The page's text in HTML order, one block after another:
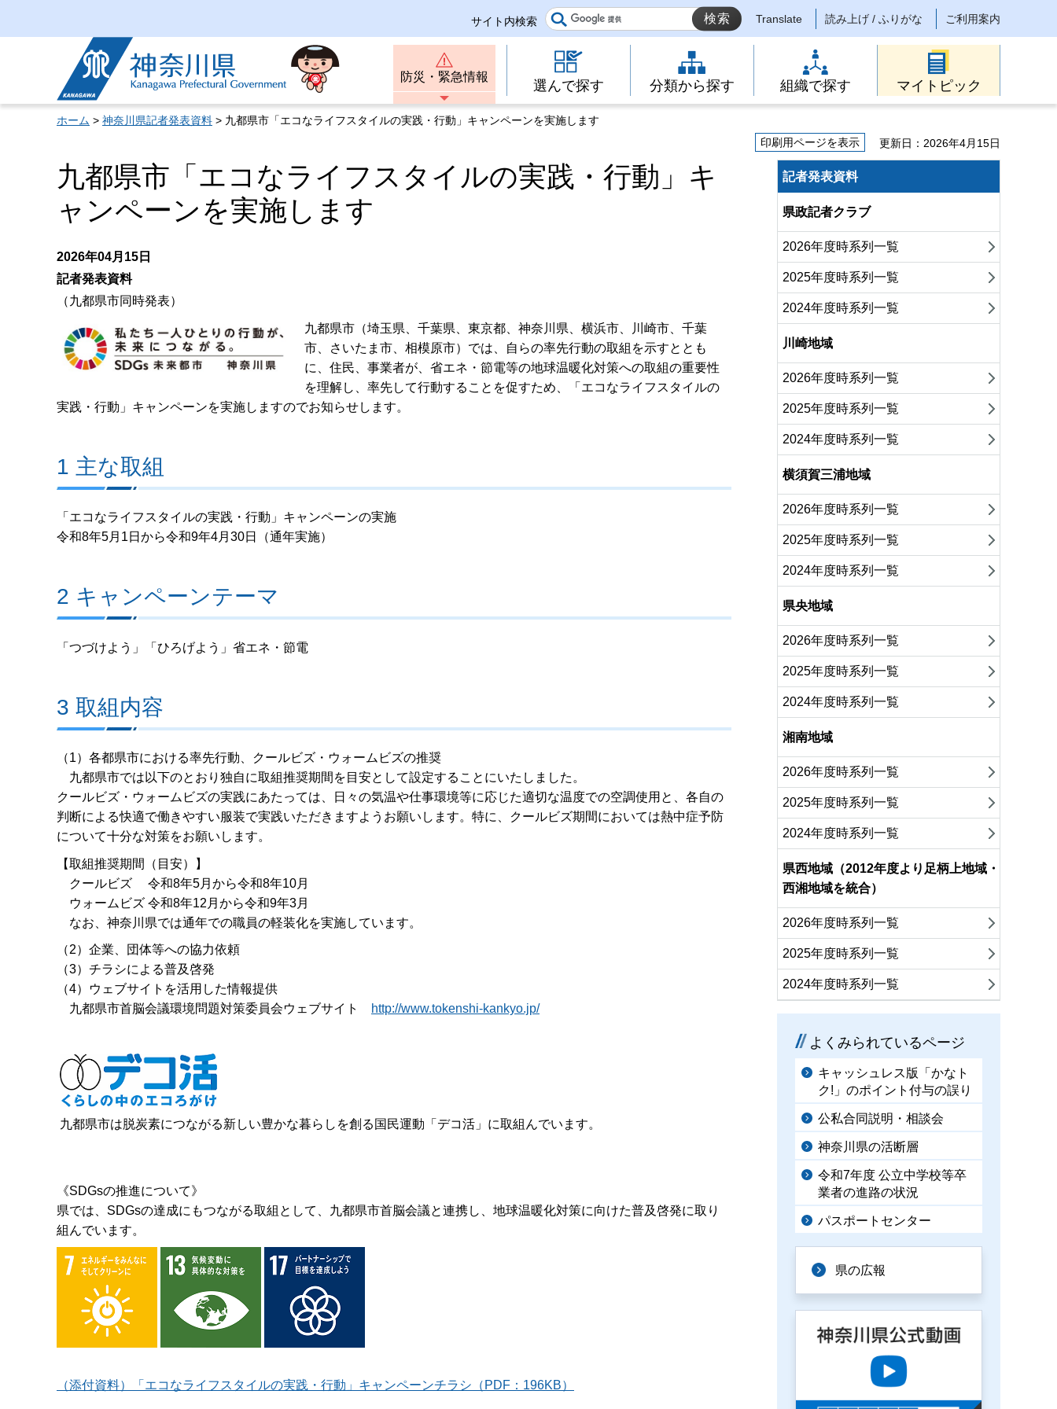
サイト内検索 Translate 読み上げ / ふりがな ご利用案内
神奈川県
防災・緊急情報
選んで探す 分類から探す 組織で探す マイトピック
ホーム > 神奈川県記者発表資料 > 九都県市「エコなライフスタイルの実践・行動」キャンペーンを実施します
印刷用ページを表示
更新日：2026年4月15日
九都県市「エコなライフスタイルの実践・行動」キ
ャンペーンを実施します
2026年04月15日
記者発表資料
（九都県市同時発表）
九都県市（埼玉県、千葉県、東京都、神奈川県、横浜市、川崎市、千葉
市、さいたま市、相模原市）では、自らの率先行動の取組を示すととも
に、住民、事業者が、省エネ・節電等の地球温暖化対策への取組の重要性
を理解し、率先して行動することを促すため、「エコなライフスタイルの
実践・行動」キャンペーンを実施しますのでお知らせします。
1 主な取組
「エコなライフスタイルの実践・行動」キャンペーンの実施
令和8年5月1日から令和9年4月30日（通年実施）
2 キャンペーンテーマ
「つづけよう」「ひろげよう」省エネ・節電
3 取組内容
（1）各都県市における率先行動、クールビズ・ウォームビズの推奨
九都県市では以下のとおり独自に取組推奨期間を目安として設定することにいたしました。
クールビズ・ウォームビズの実践にあたっては、日々の気温や仕事環境等に応じた適切な温度での空調使用と、各自の
判断による快適で働きやすい服装で実践いただきますようお願いします。特に、クールビズ期間においては熱中症予防
について十分な対策をお願いします。
【取組推奨期間（目安）】
クールビズ 令和8年5月から令和8年10月
ウォームビズ 令和8年12月から令和9年3月
なお、神奈川県では通年での職員の軽装化を実施しています。
（2）企業、団体等への協力依頼
（3）チラシによる普及啓発
（4）ウェブサイトを活用した情報提供
九都県市首脳会議環境問題対策委員会ウェブサイト
http://www.tokenshi-kankyo.jp/
九都県市は脱炭素につながる新しい豊かな暮らしを創る国民運動「デコ活」に取組んでいます。
《SDGsの推進について》
県では、SDGsの達成にもつながる取組として、九都県市首脳会議と連携し、地球温暖化対策に向けた普及啓発に取り
組んでいます。
（添付資料）「エコなライフスタイルの実践・行動」キャンペーンチラシ（PDF：196KB）
記者発表資料
県政記者クラブ
2026年度時系列一覧
2025年度時系列一覧
2024年度時系列一覧
川崎地域
2026年度時系列一覧
2025年度時系列一覧
2024年度時系列一覧
横須賀三浦地域
2026年度時系列一覧
2025年度時系列一覧
2024年度時系列一覧
県央地域
2026年度時系列一覧
2025年度時系列一覧
2024年度時系列一覧
湘南地域
2026年度時系列一覧
2025年度時系列一覧
2024年度時系列一覧
県西地域（2012年度より足柄上地域・
西湘地域を統合）
2026年度時系列一覧
2025年度時系列一覧
2024年度時系列一覧
よくみられているページ
キャッシュレス版「かなト
ク!」のポイント付与の誤り
公私合同説明・相談会
神奈川県の活断層
令和7年度 公立中学校等卒
業者の進路の状況
パスポートセンター
県の広報